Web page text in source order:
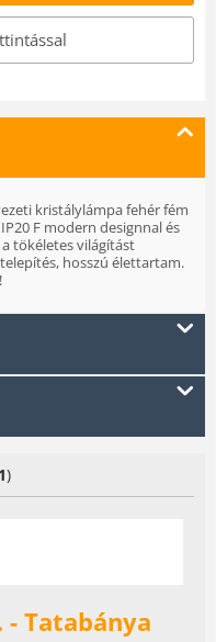
kristálylámpa fehér fém
F modern designnal és
tökéletes világítást
hosszú élettartam.
1)
- Tatabánya